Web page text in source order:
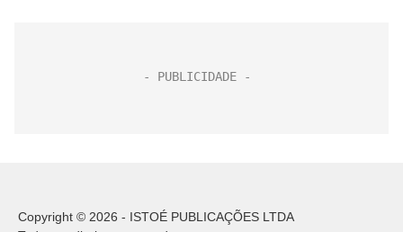
Copyright © 2026 - ISTOÉ PUBLICAÇÕES LTDA